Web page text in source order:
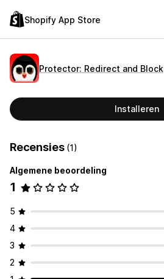
Shopify App Store
Protector: Redirect and Block
Installeren
Recensies (1)
Algemene beoordeling
1
5
4
3
2